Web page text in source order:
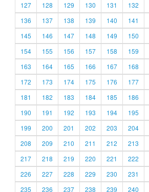
127
128 129 130 131 132
136
137 138 139 140 141
145
146 147 148 149 150
154
155 156 157 158 159
163
164 165 166 167 168
172
173 174 175 176 177
181
182 183 184 185 186
190
191 192 193 194 195
199
200 201 202 203 204
208
209 210 211 212 213
217
218 219 220 221 222
226
227 228 229 230 231
235
236 237 238 239 240